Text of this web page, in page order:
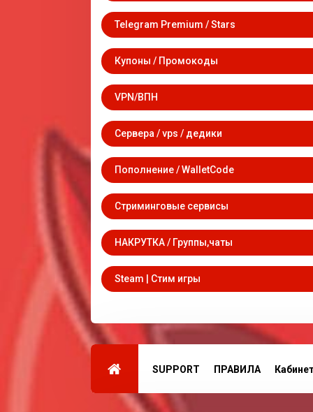
Telegram Premium / Stars
Купоны / Промокоды
VPN/ВПН
Сервера / vps / дедики
Пополнение / WalletCode
Стриминговые сервисы
НАКРУТКА / Группы,чаты
Steam | Стим игры
SUPPORT ПРАВИЛА